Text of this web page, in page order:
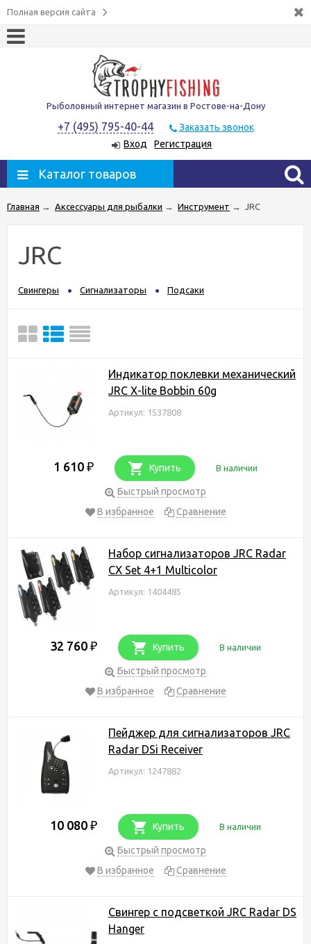
Полная версия сайта
Рыболовный интернет магазин в Ростове-на-Дону
+7 (495) 795-40-44
Заказать звонок
Вход
Регистрация
Каталог товаров
Главная → Аксессуары для рыбалки → Инструмент → JRC
JRC
Свингеры Сигнализаторы Подсаки
Индикатор поклевки механический
JRC X-lite Bobbin 60g
Артикул: 1537808
1 610 ₽ Купить В наличии
Быстрый просмотр
В избранное
Сравнение
Набор сигнализаторов JRC Radar
CX Set 4+1 Multicolor
Артикул: 1404485
32 760 ₽ Купить В наличии
Быстрый просмотр
В избранное
Сравнение
Пейджер для сигнализаторов JRC
Radar DSi Receiver
Артикул: 1247882
10 080 ₽ Купить В наличии
Быстрый просмотр
В избранное
Сравнение
Свингер с подсветкой JRC Radar DS
Hanger